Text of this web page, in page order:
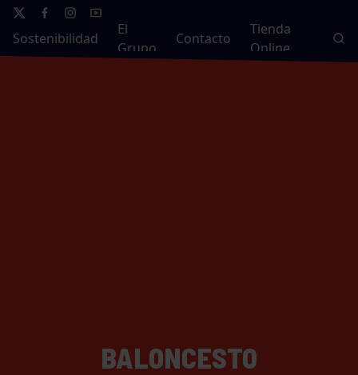
Sostenibilidad
El
Grupo
Contacto
Tienda
Online
BALONCESTO